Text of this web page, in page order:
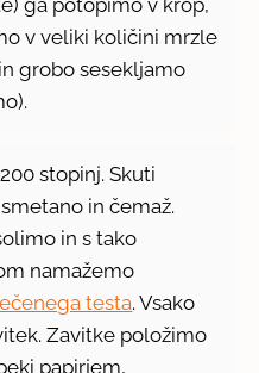
v veliki količini mrzle
grobo sesekljamo
stopinj. Skuti
in čemaž.
in s tako
namažemo
testa. Vsako
Zavitke položimo
papirjem,